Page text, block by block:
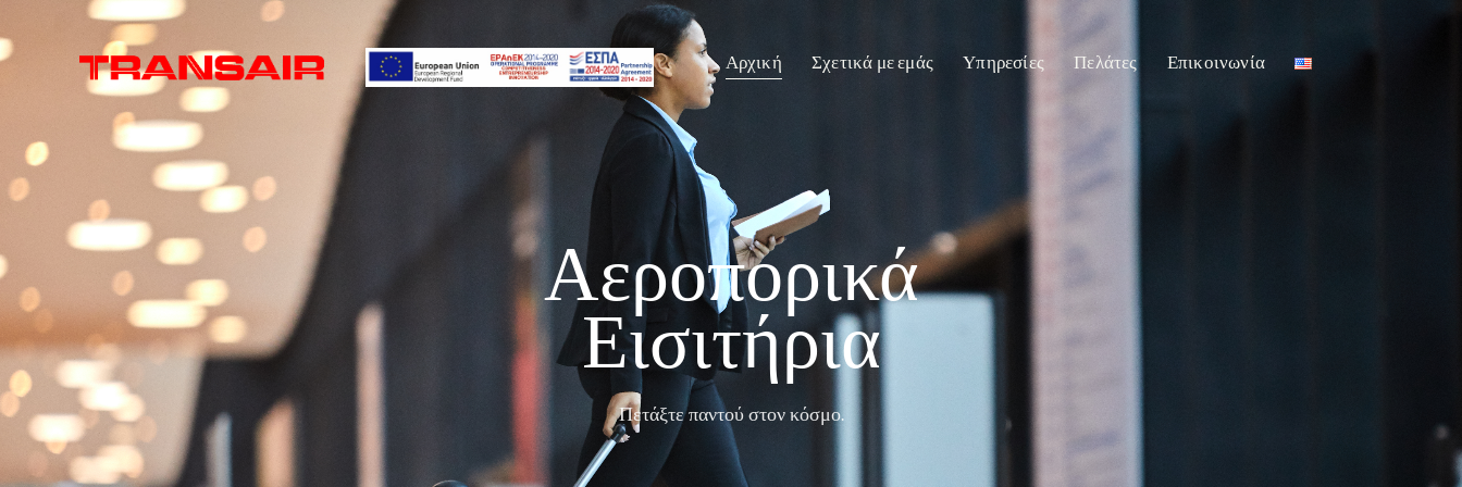
Αρχική Σχετικά με εμάς Υπηρεσίες Πελάτες Επικοινωνία
Αεροπορικά
Εισιτήρια
Πετάξτε παντού στον κόσμο.